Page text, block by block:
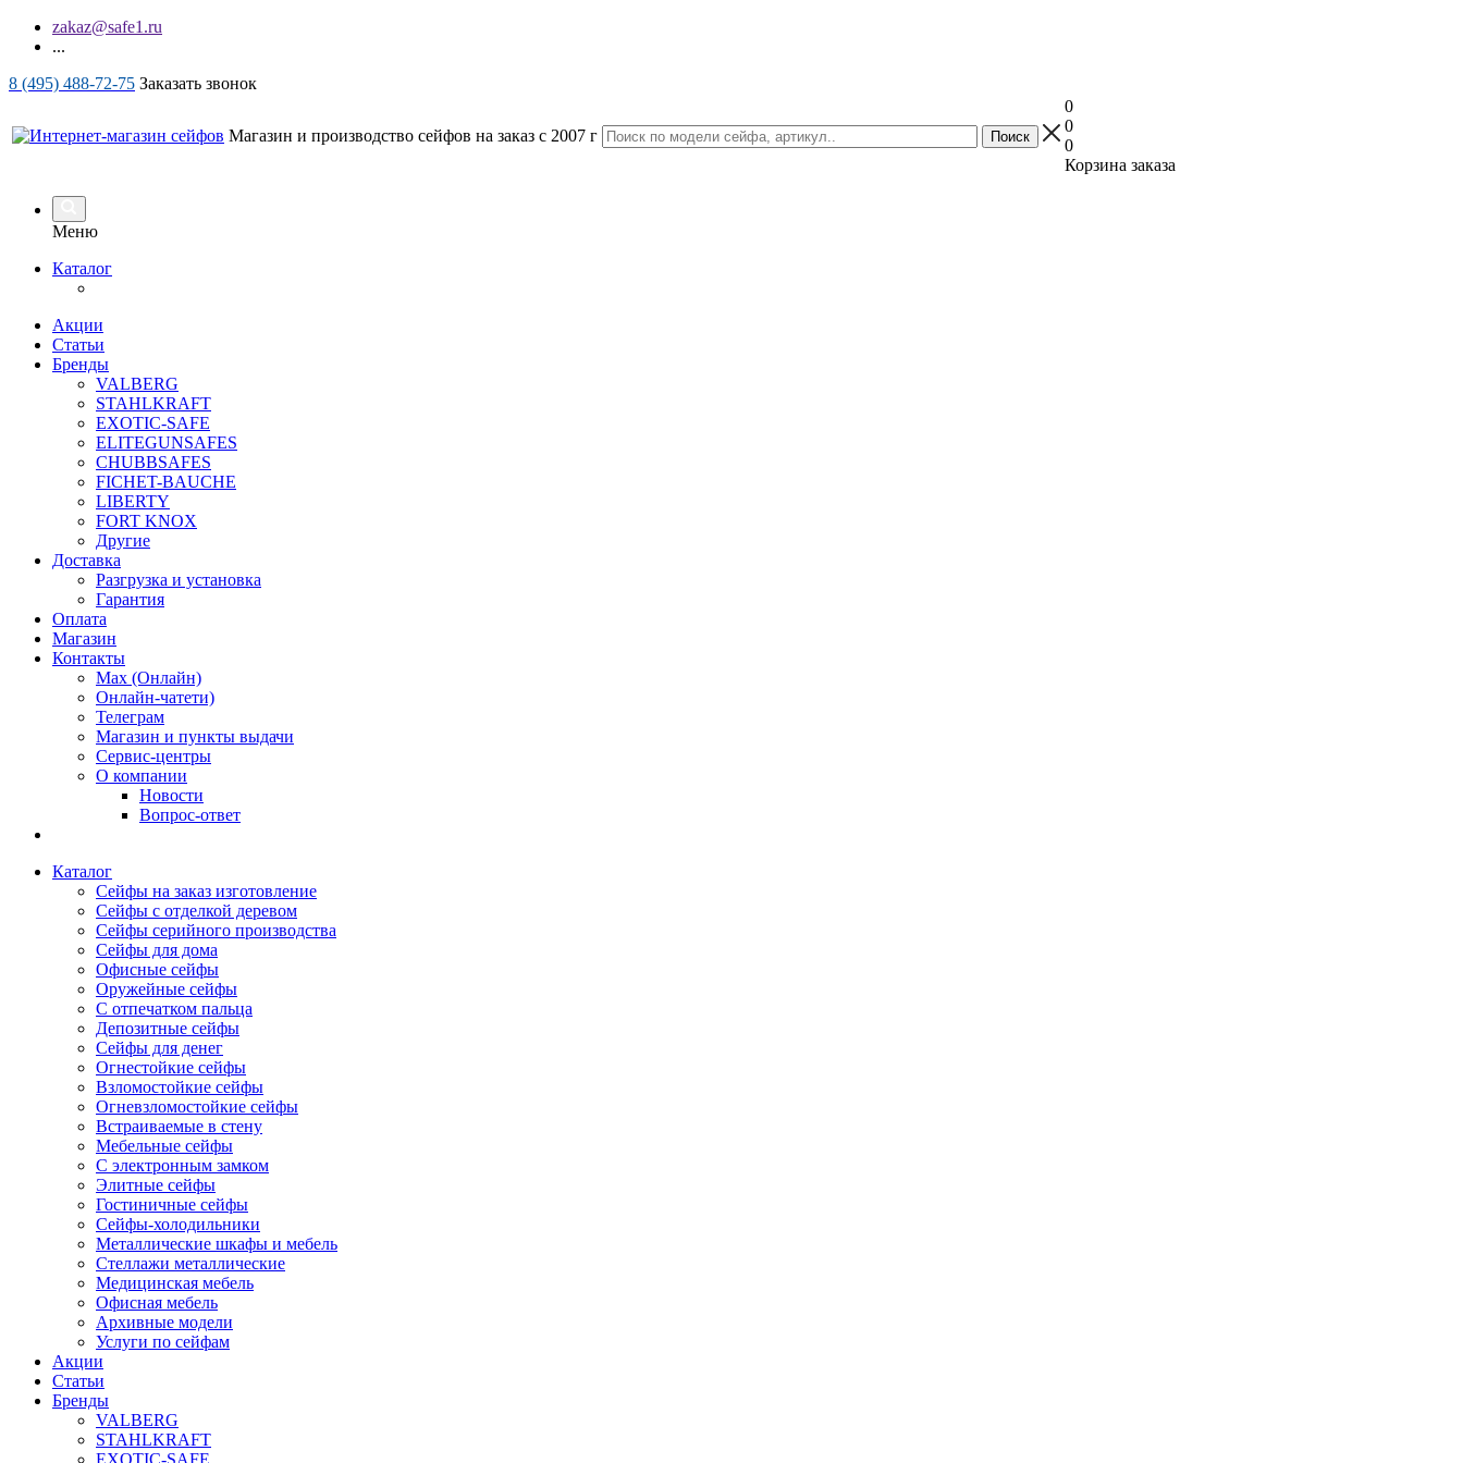
zakaz@safe1.ru
...
8 (495) 488-72-75 Заказать звонок
Магазин и производство сейфов на заказ с 2007 г
0
0
0
Корзина заказа
Меню
Каталог
Акции
Статьи
Бренды
VALBERG
STAHLKRAFT
EXOTIC-SAFE
ELITEGUNSAFES
CHUBBSAFES
FICHET-BAUCHE
LIBERTY
FORT KNOX
Другие
Доставка
Разгрузка и установка
Гарантия
Оплата
Магазин
Контакты
Max (Онлайн)
Онлайн-чатети)
Телеграм
Магазин и пункты выдачи
Сервис-центры
О компании
Новости
Вопрос-ответ
Каталог
Сейфы на заказ изготовление
Сейфы с отделкой деревом
Сейфы серийного производства
Сейфы для дома
Офисные сейфы
Оружейные сейфы
С отпечатком пальца
Депозитные сейфы
Сейфы для денег
Огнестойкие сейфы
Взломостойкие сейфы
Огневзломостойкие сейфы
Встраиваемые в стену
Мебельные сейфы
С электронным замком
Элитные сейфы
Гостиничные сейфы
Сейфы-холодильники
Металлические шкафы и мебель
Стеллажи металлические
Медицинская мебель
Офисная мебель
Архивные модели
Услуги по сейфам
Акции
Статьи
Бренды
VALBERG
STAHLKRAFT
EXOTIC-SAFE